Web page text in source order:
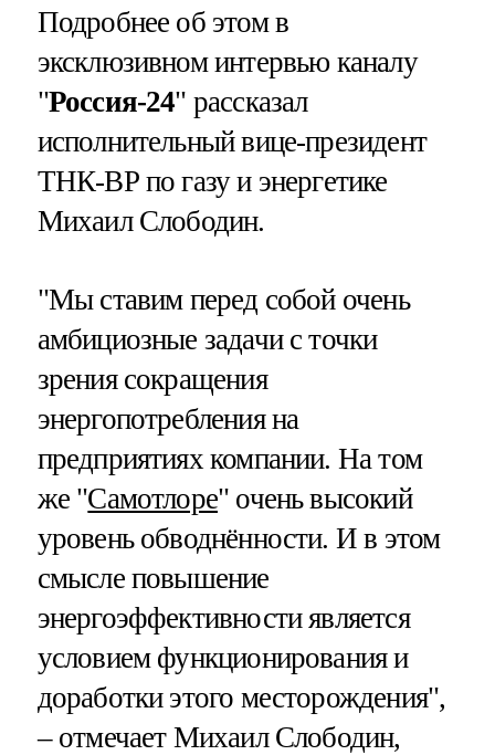
Подробнее об этом в
эксклюзивном интервью каналу
"Россия-24" рассказал
исполнительный вице-президент
ТНК-ВР по газу и энергетике
Михаил Слободин.
"Мы ставим перед собой очень
амбициозные задачи с точки
зрения сокращения
энергопотребления на
предприятиях компании. На том
же "Самотлоре" очень высокий
уровень обводнённости. И в этом
смысле повышение
энергоэффективности является
условием функционирования и
доработки этого месторождения",
– отмечает Михаил Слободин,